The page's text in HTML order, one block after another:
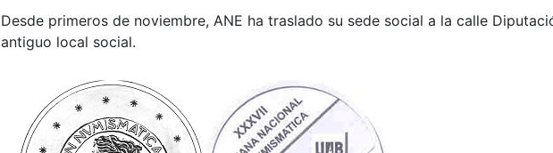
Desde primeros de noviembre, ANE ha traslado su sede social a la calle
antiguo local social.